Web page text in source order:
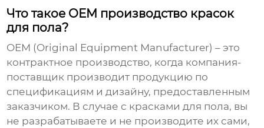
Что такое OEM производство красок
для пола?
OEM (Original Equipment Manufacturer) – это
контрактное производство, когда компания-
поставщик производит продукцию по
спецификациям и дизайну, предоставленным
заказчиком. В случае с красками для пола, вы
не разрабатываете и не производите их сами,